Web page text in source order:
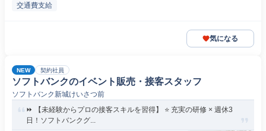
交通費支給
気になる
NEW 契約社員
ソフトバンクのイベント販売・接客スタッフ
ソフトバンク新城けいさつ前
⏩️ 【未経験からプロの接客スキルを習得】 ⭐️ 充実の研修 × 週休3
日！ソフトバンクグ...